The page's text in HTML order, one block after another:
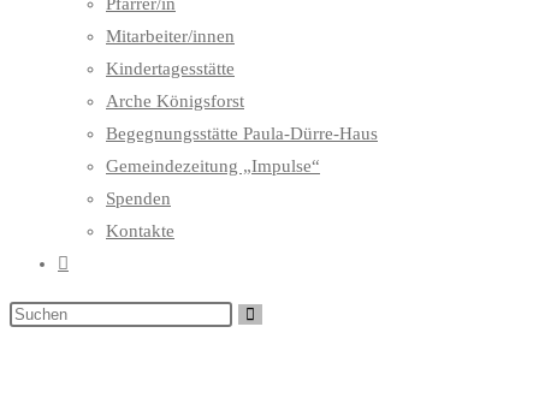
Mitarbeiter/innen
Kindertagesstätte
Arche Königsforst
Begegnungsstätte Paula-Dürre-Haus
Gemeindezeitung „Impulse“
Spenden
Kontakte
Website-
umschalten